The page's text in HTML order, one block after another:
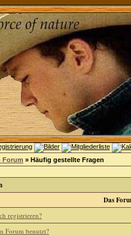
Forum » Häufig gestellte Fragen
Das
registrieren?
Forum benutzt?